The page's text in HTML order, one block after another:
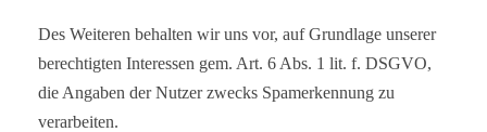
Des Weiteren behalten wir uns vor, auf Grundlage unserer
berechtigten Interessen gem. Art. 6 Abs. 1 lit. f. DSGVO,
die Angaben der Nutzer zwecks Spamerkennung zu
verarbeiten.